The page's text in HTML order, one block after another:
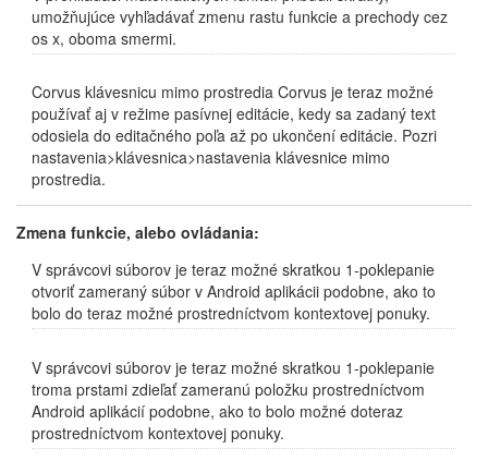
umožňujúce vyhľadávať zmenu rastu funkcie a prechody cez
os x, oboma smermi.
Corvus klávesnicu mimo prostredia Corvus je teraz možné
používať aj v režime pasívnej editácie, kedy sa zadaný text
odosiela do editačného poľa až po ukončení editácie. Pozri
nastavenia>klávesnica>nastavenia klávesnice mimo
prostredia.
Zmena funkcie, alebo ovládania:
V správcovi súborov je teraz možné skratkou 1-poklepanie
otvoriť zameraný súbor v Android aplikácii podobne, ako to
bolo do teraz možné prostredníctvom kontextovej ponuky.
V správcovi súborov je teraz možné skratkou 1-poklepanie
troma prstami zdieľať zameranú položku prostredníctvom
Android aplikácií podobne, ako to bolo možné doteraz
prostredníctvom kontextovej ponuky.